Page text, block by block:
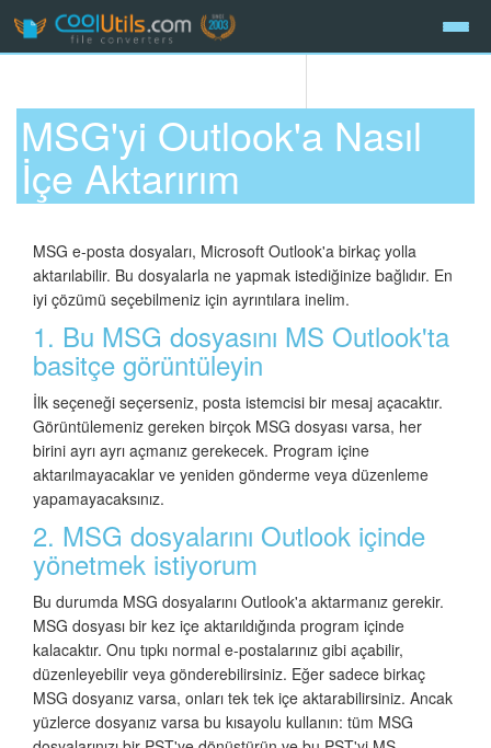
MSG'yi Outlook'a Nasıl
İçe Aktarırım
MSG e-posta dosyaları, Microsoft Outlook'a birkaç yolla
aktarılabilir. Bu dosyalarla ne yapmak istediğinize bağlıdır. En
iyi çözümü seçebilmeniz için ayrıntılara inelim.
1. Bu MSG dosyasını MS Outlook'ta
basitçe görüntüleyin
İlk seçeneği seçerseniz, posta istemcisi bir mesaj açacaktır.
Görüntülemeniz gereken birçok MSG dosyası varsa, her
birini ayrı ayrı açmanız gerekecek. Program içine
aktarılmayacaklar ve yeniden gönderme veya düzenleme
yapamayacaksınız.
2. MSG dosyalarını Outlook içinde
yönetmek istiyorum
Bu durumda MSG dosyalarını Outlook'a aktarmanız gerekir.
MSG dosyası bir kez içe aktarıldığında program içinde
kalacaktır. Onu tıpkı normal e-postalarınız gibi açabilir,
düzenleyebilir veya gönderebilirsiniz. Eğer sadece birkaç
MSG dosyanız varsa, onları tek tek içe aktarabilirsiniz. Ancak
yüzlerce dosyanız varsa bu kısayolu kullanın: tüm MSG